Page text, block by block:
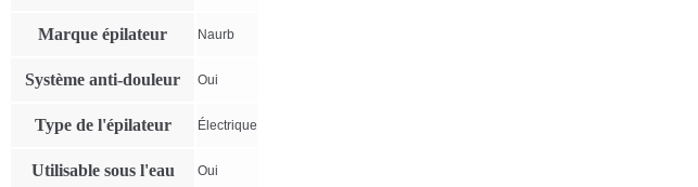
Marque épilateur Naurb
Système anti-douleur Oui
Type de l'épilateur Électrique
Utilisable sous l'eau Oui